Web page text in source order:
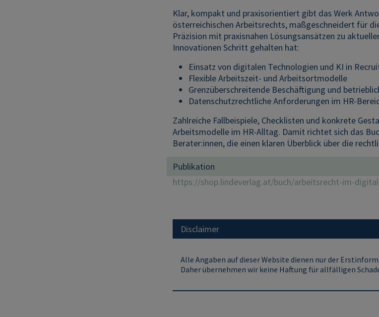
Klar, kompakt und praxisorientiert gibt das Werk
österreichischen Arbeitsrechts, maßgeschneidert für
Präzision mit praxisnahen Lösungsansätzen zu
Innovationen Schritt gehalten hat:
Einsatz von digitalen Technologien und KI in
Flexible Arbeitszeit- und Arbeitsortmodelle
Grenzüberschreitende Beschäftigung und
Datenschutzrechtliche Anforderungen im HR-
Zahlreiche Fallbeispiele, Checklisten und konkrete
Arbeitsmodelle im HR-Alltag. Damit richtet sich das
Berater:innen, die einen klaren Überblick über die
Publikation
https://shop.lindeverlag.at/buch/arbeitsrecht-im-
Disclaimer
Alle Angaben auf dieser Website dienen nur der
Daher übernehmen wir keine Haftung für allfälligen